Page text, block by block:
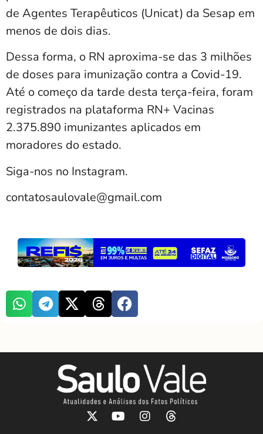
de Agentes Terapêuticos (Unicat) da Sesap em
menos de dois dias.
Dessa forma, o RN aproxima-se das 3 milhões
de doses para imunização contra a Covid-19.
Até o começo da tarde desta terça-feira, foram
registrados na plataforma RN+ Vacinas
2.375.890 imunizantes aplicados em
moradores do estado.
Siga-nos no Instagram.
contatosaulovale@gmail.com